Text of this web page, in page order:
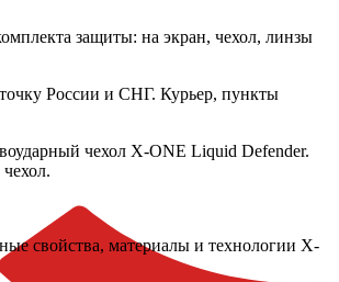
защиты: на экран, чехол, линзы
России и СНГ. Курьер, пункты
чехол X-ONE Liquid Defender.
свойства, материалы и технологии X-